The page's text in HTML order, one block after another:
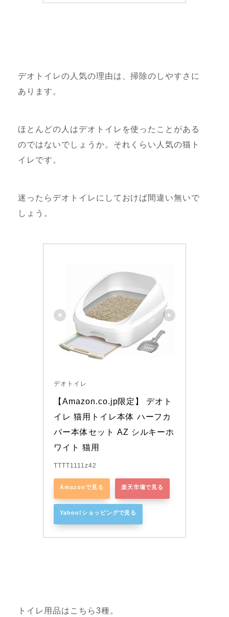
デオトイレの人気の理由は、掃除のしやすさに
あります。
ほとんどの人はデオトイレを使ったことがある
のではないでしょうか。それくらい人気の猫ト
イレです。
迷ったらデオトイレにしておけば間違い無いで
しょう。
デオトイレ
【Amazon.co.jp限定】 デオト
イレ 猫用トイレ本体 ハーフカ
バー本体セット AZ シルキーホ
ワイト 猫用
TTTT1111z42
Amazonで見る 楽天市場で見る
Yahoo!ショッピングで見る
トイレ用品はこちら3種。